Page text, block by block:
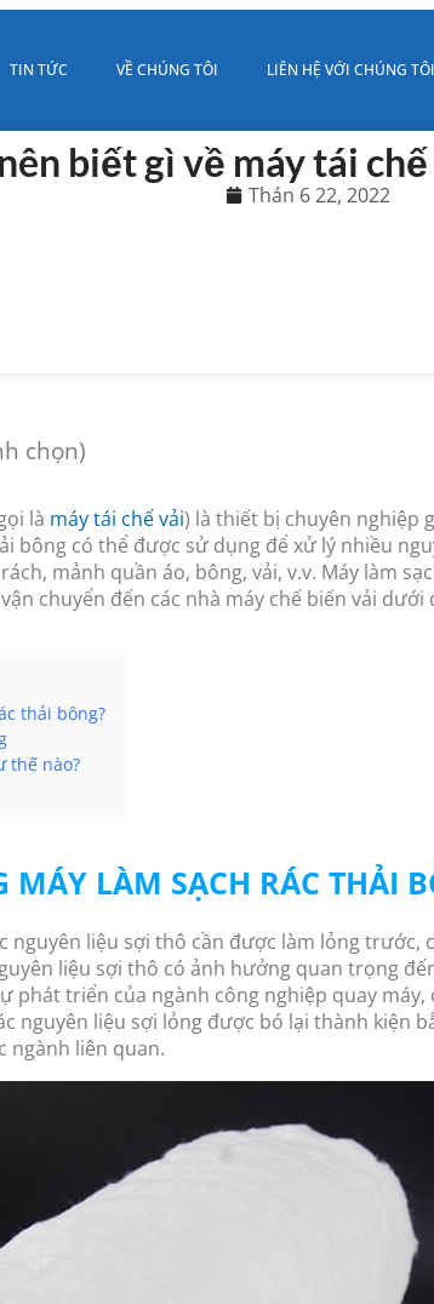
TIN TỨC VỀ CHÚNG TÔI LIÊN HỆ VỚI CHÚNG TÔI
biết gì về máy tái
Thán 6 22, 2022
chọn)
là máy tái chế vải) là thiết bị chuyên nghiệp
bông có thể được sử dụng để xử lý nhiều
mảnh quần áo, bông, vải, v.v. Máy làm
chuyển đến các nhà máy chế biến vải dưới
thải bông?
thế nào?
MÁY LÀM SẠCH RÁC THẢI
nguyên liệu sợi thô cần được làm lỏng trước,
liệu sợi thô có ảnh hưởng quan trọng
phát triển của ngành công nghiệp quay
nguyên liệu sợi lỏng được bó lại thành kiện
ngành liên quan.